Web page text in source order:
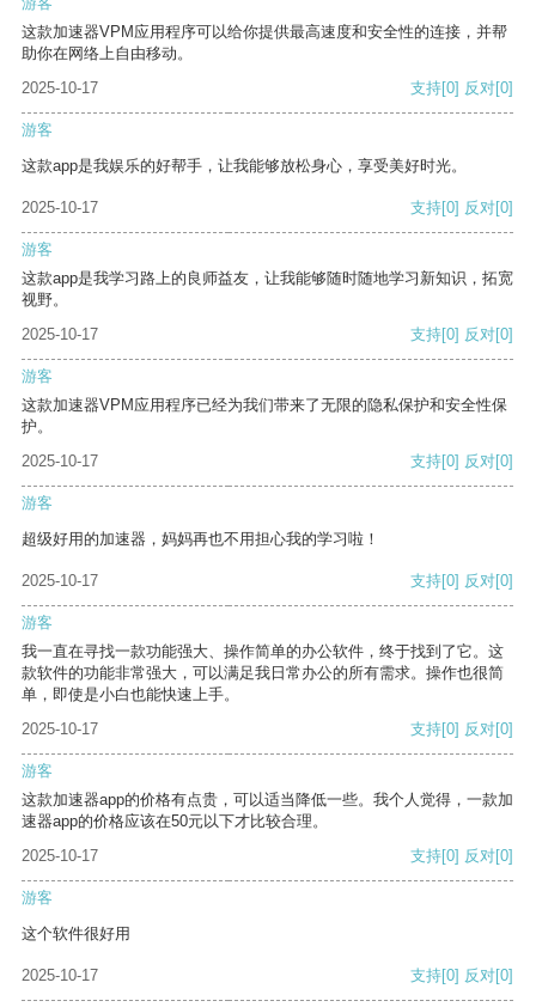
这款加速器VPM应用程序可以给你提供最高速度和安全性的连接，并帮
助你在网络上自由移动。
2025-10-17
支持[0] 反对[0]
游客
这款app是我娱乐的好帮手，让我能够放松身心，享受美好时光。
2025-10-17 支持[0] 反对[0]
游客
这款app是我学习路上的良师益友，让我能够随时随地学习新知识，拓宽
视野。
2025-10-17
支持[0] 反对[0]
游客
这款加速器VPM应用程序已经为我们带来了无限的隐私保护和安全性保
护。
2025-10-17
支持[0] 反对[0]
游客
超级好用的加速器，妈妈再也不用担心我的学习啦！
2025-10-17 支持[0] 反对[0]
游客
我一直在寻找一款功能强大、操作简单的办公软件，终于找到了它。这
款软件的功能非常强大，可以满足我日常办公的所有需求。操作也很简
单，即使是小白也能快速上手。
2025-10-17
支持[0] 反对[0]
游客
这款加速器app的价格有点贵，可以适当降低一些。我个人觉得，一款加
速器app的价格应该在50元以下才比较合理。
2025-10-17
支持[0] 反对[0]
游客
这个软件很好用
2025-10-17 支持[0] 反对[0]